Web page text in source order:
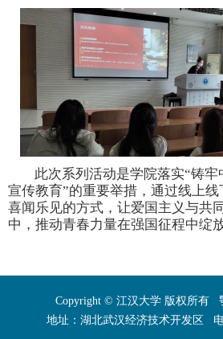
此次系列活动是学院落实“铸牢
宣传教育”的重要举措，通过线上
喜闻乐见的方式，让爱国主义与共
中，推动青春力量在强国征程中绽
Copyright © 江汉大学 版权所有
地址：湖北武汉经济技术开发区 电